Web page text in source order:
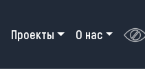
Проекты О нас